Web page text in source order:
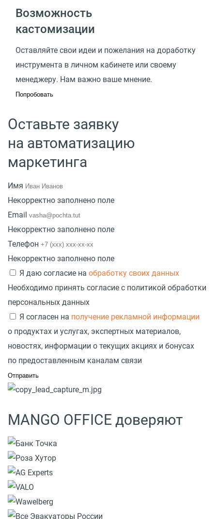
Возможность
кастомизации
Оставляйте свои идеи и пожелания на доработку
инструмента в личном кабинете или своему
менеджеру. Нам важно ваше мнение.
Попробовать
Оставьте заявку
на автоматизацию
маркетинга
Имя
Некорректно заполнено поле
Email
Некорректно заполнено поле
Телефон
Некорректно заполнено поле
Я даю согласие на обработку своих данных
Необходимо принять согласие с политикой обработки
персональных данных
Я согласен на получение рекламной информации
о продуктах и услугах, экспертных материалов,
новостях, информации о текущих акциях и бонусах
по предоставленным каналам связи
MANGO OFFICE доверяют